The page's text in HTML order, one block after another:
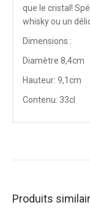
que le cristal!
whisky ou un
Dimensions :
Diamètre 8,4cm
Hauteur: 9,1cm
Contenu: 33cl
Produits